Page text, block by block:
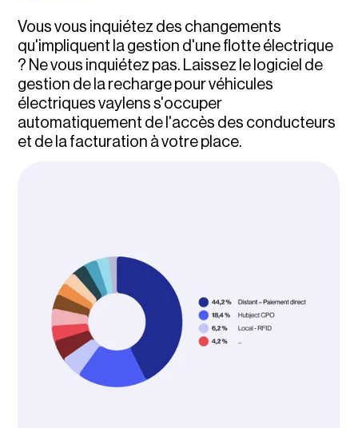
Vous vous inquiétez des changements
qu'impliquent la gestion d'une flotte électrique
? Ne vous inquiétez pas. Laissez le logiciel de
gestion de la recharge pour véhicules
électriques vaylens s'occuper
automatiquement de l'accès des conducteurs
et de la facturation à votre place.